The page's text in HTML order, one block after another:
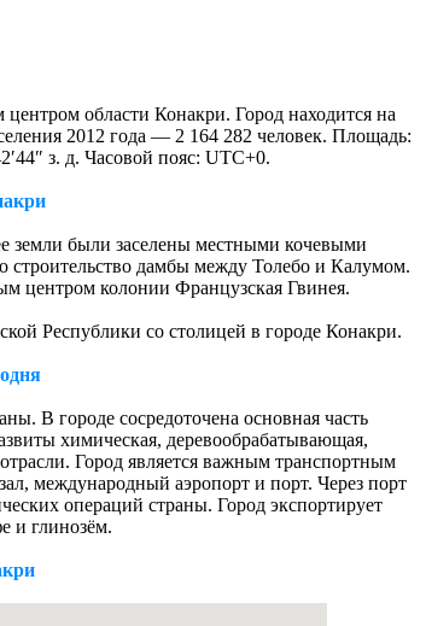
области Конакри. Город находится на
2012 года — 2 164 282 человек. Площадь:
з. д. Часовой пояс: UTC+0.
земли были заселены местными кочевыми
строительство дамбы между Толебо и Калумом.
центром колонии Французская Гвинея.
Республики со столицей в городе Конакри.
В городе сосредоточена основная часть
химическая, деревообрабатывающая,
Город является важным транспортным
международный аэропорт и порт. Через порт
операций страны. Город экспортирует
и глинозём.